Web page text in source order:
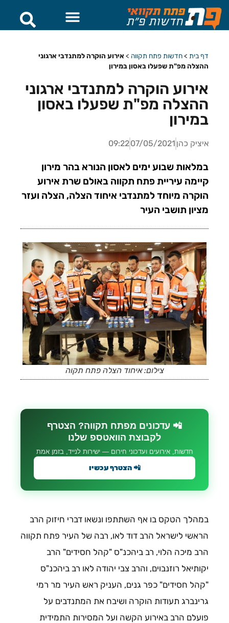
דף בית >חדשות פתח תקווה > אירוע הוקרה למתנדבי ארגוני
ההצלה מפ"ת שפעלו באסון במירון
אירוע הוקרה למתנדבי ארגוני
ההצלה מפ"ת שפעלו באסון
במירון
איציק כהן 07/05/2021
09:22
במלאות שבוע ימים לאסון הנורא בהר מירון
קיימה עיריית פתח תקווה באולם שרת אירוע
הוקרה מיוחד למתנדבי איחוד הצלה, הצלה ועזר
מציון תושבי העיר
צילום: איחוד הצלה פתח תקוה
📲 עדכונים מפתח תקווה? הצטרף
לקבוצת הוואטספ שלנו
חדשות, אירועים ועדכוני חירום — ישירות לנייד, בזמן אמת
📲 הצטרף עכשיו
במהלך הטקס בו אף השתתפו ונשאו דברי חיזוק הרב
הראשי לישראל הרב דוד לאו, רבה של העיר פתח תקווה
הרב מיכה הלוי, רב ביהכנ"ס "קהל חסידים" הרב
יקותיאל רוזנבוים, והרב צבי יהודה לאו רב ביהכנ"ס
"קהל חסידים" כפר גנים, העניק ראש העיר מר רמי
גרינברג תעודות הוקרה ושיבח את המתנדבים על
פועלם הרב באירוע הקשה ועל המסירות התמידית